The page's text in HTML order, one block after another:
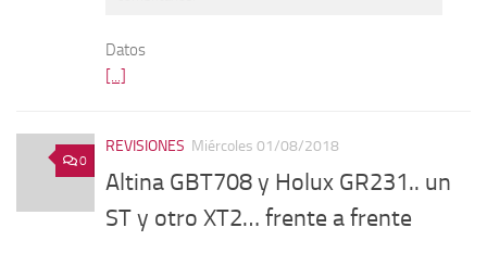
Datos
[...]
0
REVISIONES Miércoles 01/08/2018
Altina GBT708 y Holux GR231.. un
ST y otro XT2… frente a frente